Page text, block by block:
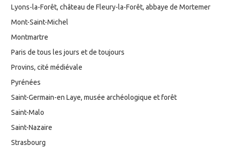
Lyons-la-Forêt, château de Fleury-la-Forêt, abbaye de Mortemer
Mont-Saint-Michel
Montmartre
Paris de tous les jours et de toujours
Provins, cité médiévale
Pyrénées
Saint-Germain-en Laye, musée archéologique et forêt
Saint-Malo
Saint-Nazaire
Strasbourg